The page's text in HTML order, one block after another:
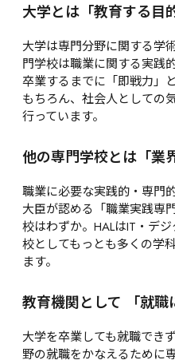
大学とは「教育する目
大学は専門分野に関する学
門学校は職業に関する実践
卒業するまでに「即戦力」
もちろん、社会人としての
行っています。
他の専門学校とは「業
職業に必要な実践的・専門
大臣が認める「職業実践専
校はわずか。HALはIT・デ
校としてもっとも多くの学
ます。
教育機関として 「就職
大学を卒業しても就職でき
野の就職をかなえるために